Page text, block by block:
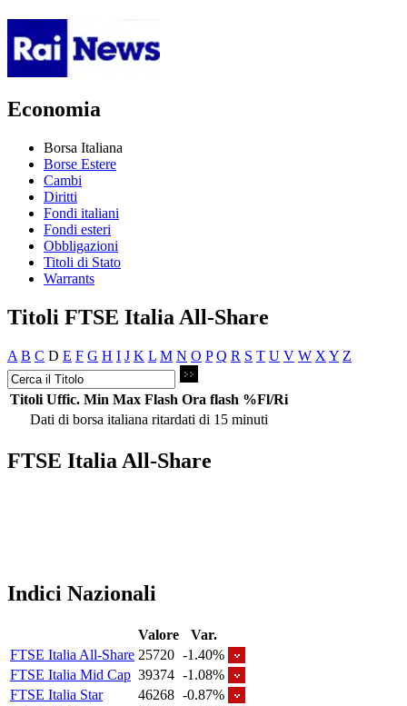
Economia
Borsa Italiana
Borse Estere
Cambi
Diritti
Fondi italiani
Fondi esteri
Obbligazioni
Titoli di Stato
Warrants
Titoli FTSE Italia All-Share
A B C D E F G H I J K L M N O P Q R S T U V W X Y Z
Titoli Uffic. Min Max Flash Ora flash %Fl/Ri
Dati di borsa italiana ritardati di 15 minuti
FTSE Italia All-Share
Indici Nazionali
Valore
Var.
FTSE Italia All-Share 25720 -1.40%
FTSE Italia Mid Cap 39374 -1.08%
FTSE Italia Star
46268 -0.87%